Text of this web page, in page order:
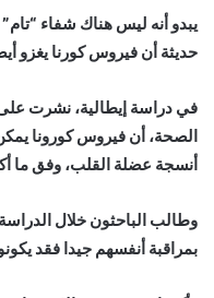
يبدو أنه ليس هناك شفاء
حديثة أن فيروس كورنا يغزو
الصحة، أن فيروس كورونا يمكن
أنسجة عضلة القلب، وفق ما
وطالب الباحثون خلال
بمراقبة أنفسهم جيدا فقد